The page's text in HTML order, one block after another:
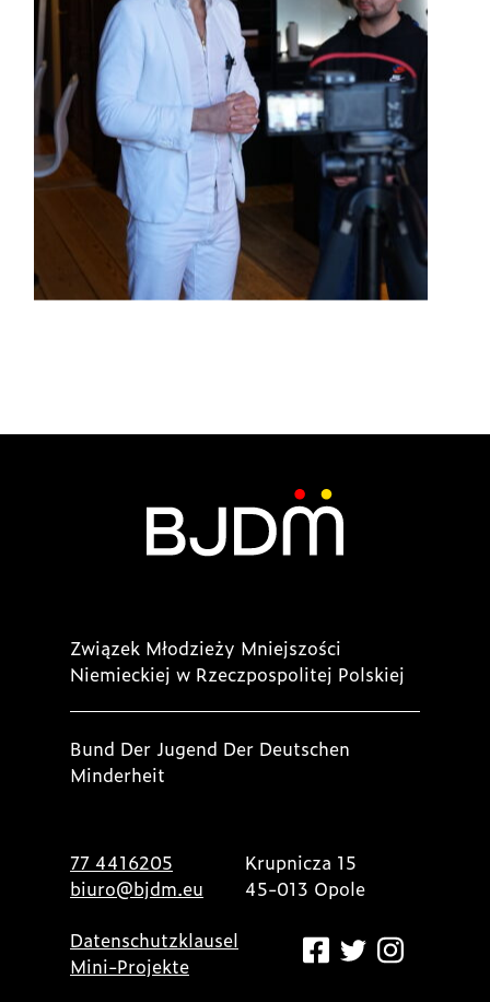
Związek Młodzieży Mniejszości
Niemieckiej w Rzeczpospolitej Polskiej
Bund Der Jugend Der Deutschen
Minderheit
77 4416205
biuro@bjdm.eu
Krupnicza 15
45-013 Opole
Datenschutzklausel
Mini-Projekte